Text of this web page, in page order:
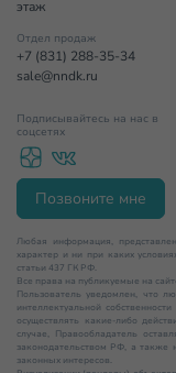
этаж
Отдел продаж
+7 (831) 288-35-34
sale@nndk.ru
Подписывайтесь на нас в
соцсетях
Позвоните мне
Любая информация,
характер и ни при каких
статьи 437 ГК РФ.
Все права на публикуемые на
Пользователь уведомлен, что
интеллектуальной
осуществлять какие-либо
случае, Правообладатель
законодательством РФ, а также
законных интересов.